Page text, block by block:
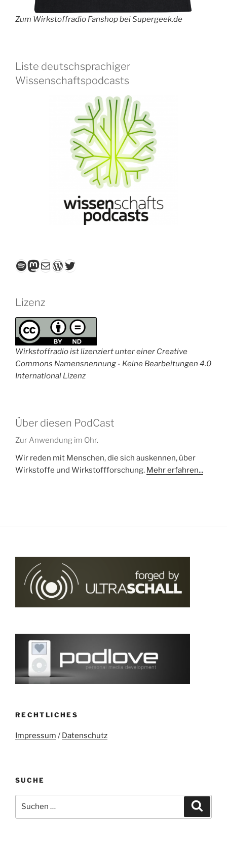
Zum Wirkstoffradio Fanshop bei Supergeek.de
Liste deutschsprachiger
Wissenschaftspodcasts
Spotify
Mastodon
E-MailWordPress
Twitter
Lizenz
Wirkstoffradio ist lizenziert unter einer Creative
Commons Namensnennung - Keine Bearbeitungen 4.0
International Lizenz
Über diesen PodCast
Zur Anwendung im Ohr.
Wir reden mit Menschen, die sich auskennen, über
Wirkstoffe und Wirkstoffforschung. Mehr erfahren...
RECHTLICHES
Impressum / Datenschutz
SUCHE
nach: